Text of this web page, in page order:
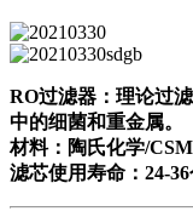
RO过滤器：理论过
中的细菌和重金属。
材料：陶氏化学/CSM
滤芯使用寿命：24-36